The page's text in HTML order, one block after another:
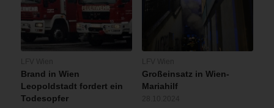
Brand in Wien
Leopoldstadt fordert ein
Todesopfer
Großeinsatz in Wien-
Mariahilf